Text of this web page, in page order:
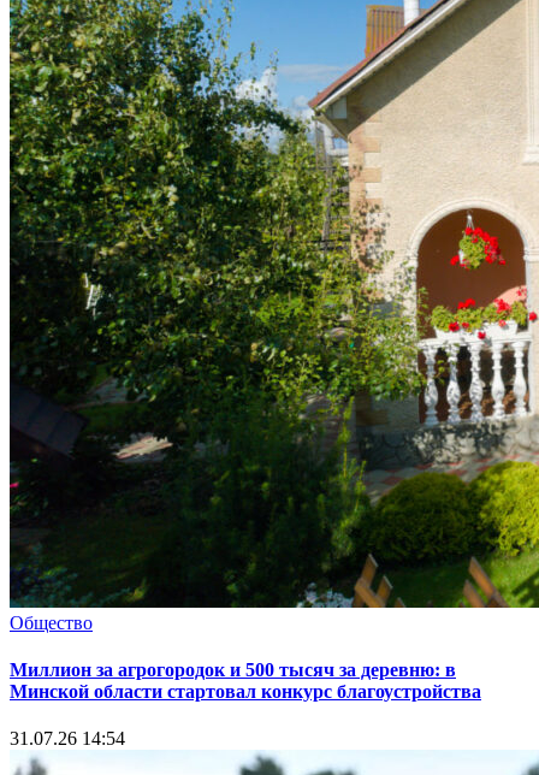
Общество
Миллион за агрогородок и 500 тысяч за деревню: в
Минской области стартовал конкурс благоустройства
31.07.26 14:54